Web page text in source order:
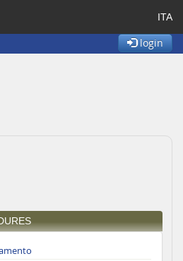
ITA
login